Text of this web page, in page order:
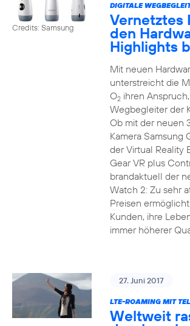
Credits: Samsung
DIGITALE
Vernetztes
den
Highlights
Mit neuen
unterstreicht die
O2ihren
Wegbegleiter der
Ob mit der neuen
Kamera Samsung
der Virtual Reality
Gear VR plus
brandaktuell der
Watch 2: Zu sehr
Preisen
Kunden, ihre
immer höherer
27. Juni 2017
LTE-ROAMING MIT
Weltweit